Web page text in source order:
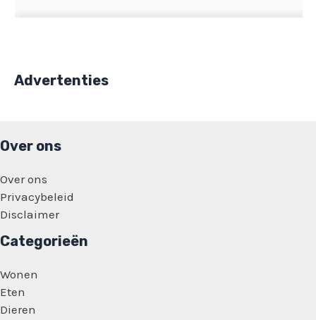
Advertenties
Over ons
Over ons
Privacybeleid
Disclaimer
Categorieën
Wonen
Eten
Dieren